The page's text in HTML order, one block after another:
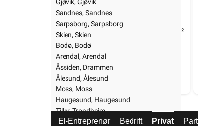
Gjøvik, Gjøvik
Sandnes, Sandnes
Sarpsborg, Sarpsborg
Skien, Skien
Bodø, Bodø
Arendal, Arendal
Åssiden, Drammen
Ålesund, Ålesund
Moss, Moss
Haugesund, Haugesund
Tiller, Trondheim
Tønsberg, Tønsberg
FLXHEAT varmekabelmatte 100W/m²
1,1m² 110W
1 619,-
20+ på lager
El-Entreprenør Bedrift Privat